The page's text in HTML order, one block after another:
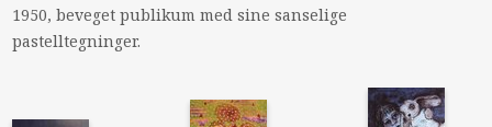
1950, beveget publikum med sine sanselige
pastelltegninger.